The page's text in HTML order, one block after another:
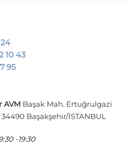
10 43
95
AVM Başak Mah. Ertuğrulgazi
34490 Başakşehir/İSTANBUL
-19:30